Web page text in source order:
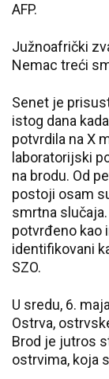
AFP.
Južnoafrički
Nemac treći
Senet je
istog dana
potvrdila na X
laboratorijski
na brodu. Od
postoji osam
smrtna
potvrđeno kao
identifikovani
SZO.
U sredu, 6.
Ostrva,
Brod je jutros
ostrvima, koja